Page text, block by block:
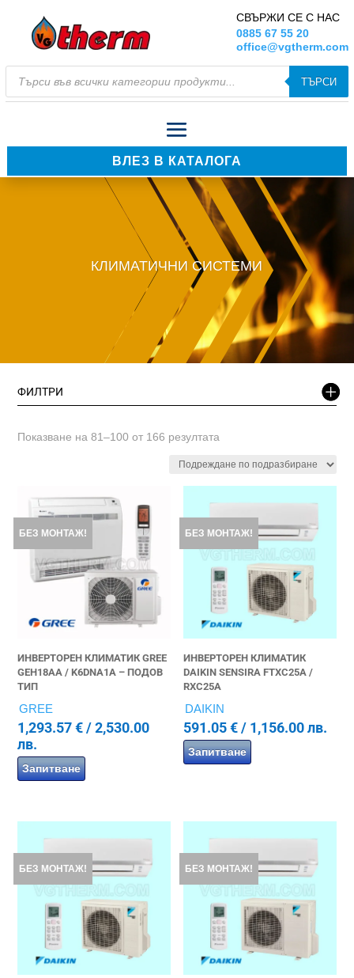
СВЪРЖИ СЕ С НАС
0885 67 55 20
office@vgtherm.com
Products
search
ТЪРСИ
ВЛЕЗ В КАТАЛОГА
КЛИМАТИЧНИ СИСТЕМИ
ФИЛТРИ
Показване на 81–100 от 166 резултата
БЕЗ МОНТАЖ!
ИНВЕРТОРЕН КЛИМАТИК GREE
GEH18AA / K6DNA1А – ПОДОВ
ТИП
GREE
1,293.57€ / 2,530.00
лв.
Запитване
БЕЗ МОНТАЖ!
ИНВЕРТОРЕН КЛИМАТИК
DAIKIN SENSIRA FTXC25A /
RXC25A
DAIKIN
591.05€/ 1,156.00 лв.
Запитване
БЕЗ МОНТАЖ! БЕЗ МОНТАЖ!